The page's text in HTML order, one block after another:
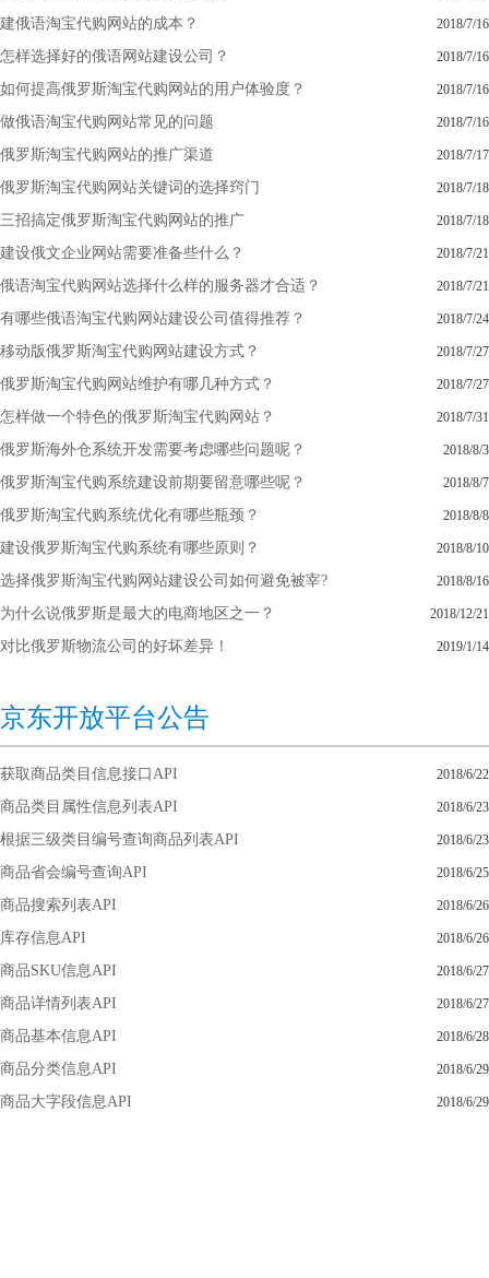
建俄语淘宝代购网站的成本？ 2018/7/16
怎样选择好的俄语网站建设公司？ 2018/7/16
如何提高俄罗斯淘宝代购网站的用户体验度？ 2018/7/16
做俄语淘宝代购网站常见的问题 2018/7/16
俄罗斯淘宝代购网站的推广渠道 2018/7/17
俄罗斯淘宝代购网站关键词的选择窍门 2018/7/18
三招搞定俄罗斯淘宝代购网站的推广 2018/7/18
建设俄文企业网站需要准备些什么？ 2018/7/21
俄语淘宝代购网站选择什么样的服务器才合适？ 2018/7/21
有哪些俄语淘宝代购网站建设公司值得推荐？ 2018/7/24
移动版俄罗斯淘宝代购网站建设方式？ 2018/7/27
俄罗斯淘宝代购网站维护有哪几种方式？ 2018/7/27
怎样做一个特色的俄罗斯淘宝代购网站？ 2018/7/31
俄罗斯海外仓系统开发需要考虑哪些问题呢？ 2018/8/3
俄罗斯淘宝代购系统建设前期要留意哪些呢？ 2018/8/7
俄罗斯淘宝代购系统优化有哪些瓶颈？ 2018/8/8
建设俄罗斯淘宝代购系统有哪些原则？ 2018/8/10
选择俄罗斯淘宝代购网站建设公司如何避免被宰? 2018/8/16
为什么说俄罗斯是最大的电商地区之一？ 2018/12/21
对比俄罗斯物流公司的好坏差异！ 2019/1/14
京东开放平台公告
获取商品类目信息接口API 2018/6/22
商品类目属性信息列表API 2018/6/23
根据三级类目编号查询商品列表API 2018/6/23
商品省会编号查询API 2018/6/25
商品搜索列表API 2018/6/26
库存信息API 2018/6/26
商品SKU信息API 2018/6/27
商品详情列表API 2018/6/27
商品基本信息API 2018/6/28
商品分类信息API 2018/6/29
商品大字段信息API 2018/6/29